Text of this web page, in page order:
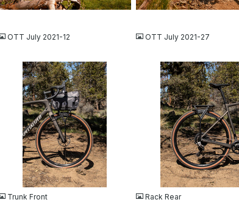
JPG
OTT July 2021-12
JPG
OTT July 2021-27
JPG
Trunk Front Rack Rear